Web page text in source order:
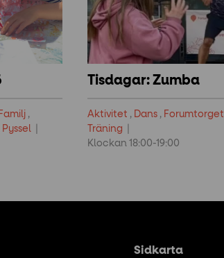
Familj ,
Pyssel
Tisdagar: Zumba
Aktivitet , Dans , Forumtorget
Träning
Klockan 18:00-19:00
Sidkarta